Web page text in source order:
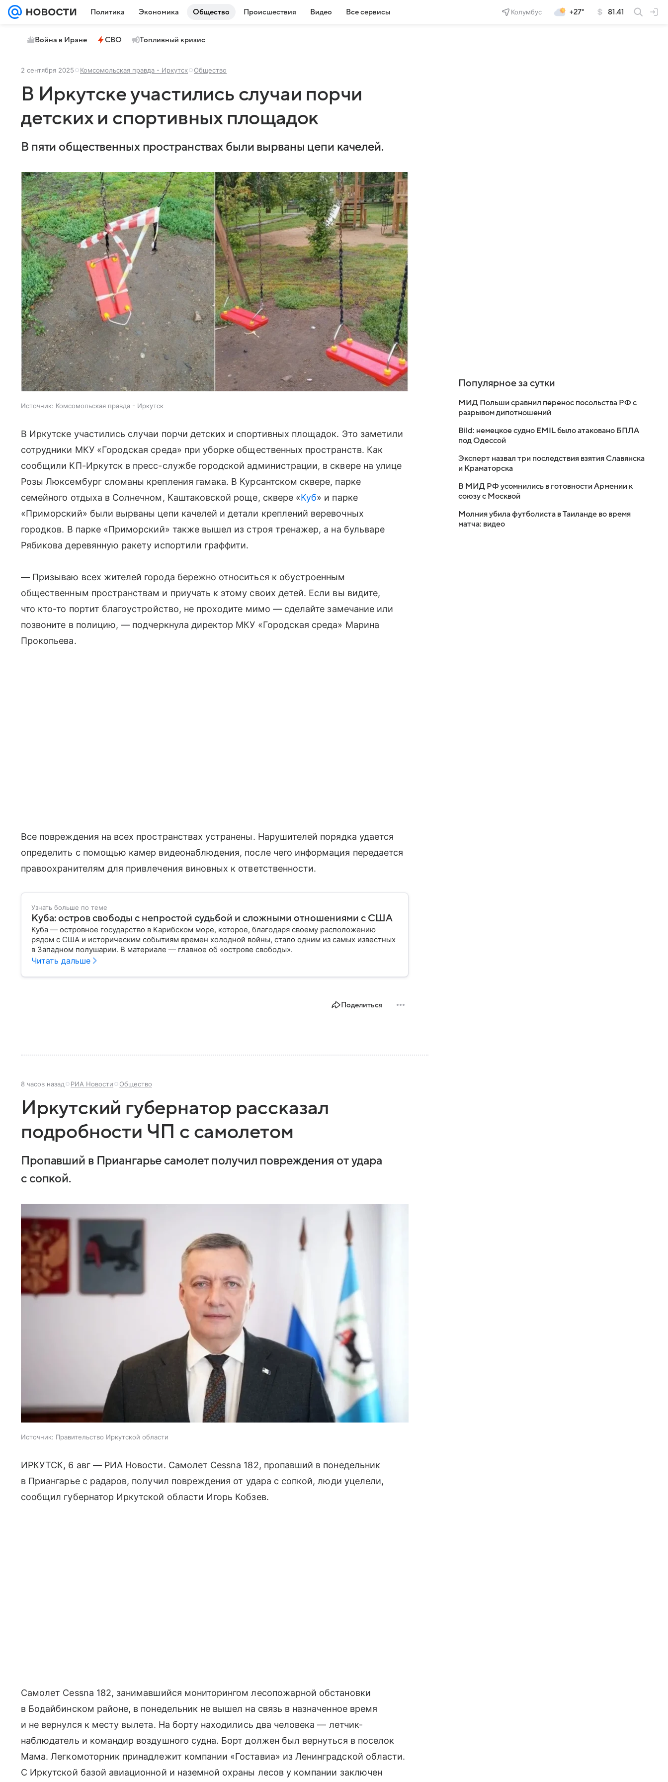
Политика Экономика Общество Происшествия Видео Все сервисы Колумбус +27° 81.41
Война в Иране СВО Топливный кризис
2 сентября 2025 Комсомольская правда - Иркутск Общество
В Иркутске участились случаи порчи
детских и спортивных площадок
В пяти общественных пространствах были вырваны цепи качелей.
Источник: Комсомольская правда - Иркутск
В Иркутске участились случаи порчи детских и спортивных площадок. Это заметили
сотрудники МКУ «Городская среда» при уборке общественных пространств. Как
сообщили КП-Иркутск в пресс-службе городской администрации, в сквере на улице
Розы Люксембург сломаны крепления гамака. В Курсантском сквере, парке
семейного отдыха в Солнечном, Каштаковской роще, сквере «Куб» и парке
«Приморский» были вырваны цепи качелей и детали креплений веревочных
городков. В парке «Приморский» также вышел из строя тренажер, а на бульваре
Рябикова деревянную ракету испортили граффити.
— Призываю всех жителей города бережно относиться к обустроенным
общественным пространствам и приучать к этому своих детей. Если вы видите,
что кто-то портит благоустройство, не проходите мимо — сделайте замечание или
позвоните в полицию, — подчеркнула директор МКУ «Городская среда» Марина
Прокопьева.
Все повреждения на всех пространствах устранены. Нарушителей порядка удается
определить с помощью камер видеонаблюдения, после чего информация передается
правоохранителям для привлечения виновных к ответственности.
Узнать больше по теме
Куба: остров свободы с непростой судьбой и сложными отношениями с США
Куба — островное государство в Карибском море, которое, благодаря своему расположению
рядом с США и историческим событиям времен холодной войны, стало одним из самых известных
в Западном полушарии. В материале — главное об «острове свободы».
Читать дальше
Поделиться
8 часов назад РИА Новости Общество
Иркутский губернатор рассказал
подробности ЧП с самолетом
Пропавший в Приангарье самолет получил повреждения от удара
с сопкой.
Источник: Правительство Иркутской области
ИРКУТСК, 6 авг — РИА Новости. Самолет Cessna 182, пропавший в понедельник
в Приангарье с радаров, получил повреждения от удара с сопкой, люди уцелели,
сообщил губернатор Иркутской области Игорь Кобзев.
Самолет Cessna 182, занимавшийся мониторингом лесопожарной обстановки
в Бодайбинском районе, в понедельник не вышел на связь в назначенное время
и не вернулся к месту вылета. На борту находились два человека — летчик-
наблюдатель и командир воздушного судна. Борт должен был вернуться в поселок
Мама. Легкомоторник принадлежит компании «Гоставиа» из Ленинградской области.
С Иркутской базой авиационной и наземной охраны лесов у компании заключен
Популярное за сутки
МИД Польши сравнил перенос посольства РФ с
разрывом дипотношений
Bild: немецкое судно EMIL было атаковано БПЛА
под Одессой
Эксперт назвал три последствия взятия Славянска
и Краматорска
В МИД РФ усомнились в готовности Армении к
союзу с Москвой
Молния убила футболиста в Таиланде во время
матча: видео